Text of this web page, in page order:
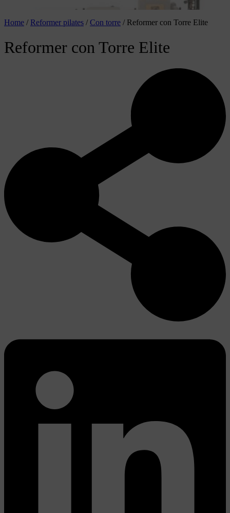
Home / Reformer pilates / Con torre / Reformer con Torre Elite
Reformer con Torre Elite